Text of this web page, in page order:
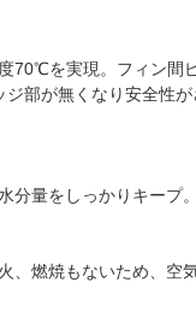
を実現。フィン間
部が無くなり安全性
量をしっかりキープ。
燃焼もないため、空気